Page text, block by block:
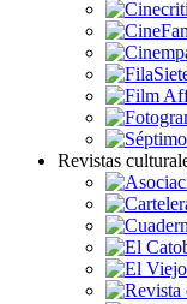
Revistas